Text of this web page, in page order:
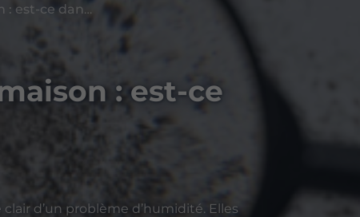
Moisissures dans la maison : est-ce dangereux ?
: est-ce
d’un problème d’humidité. Elles